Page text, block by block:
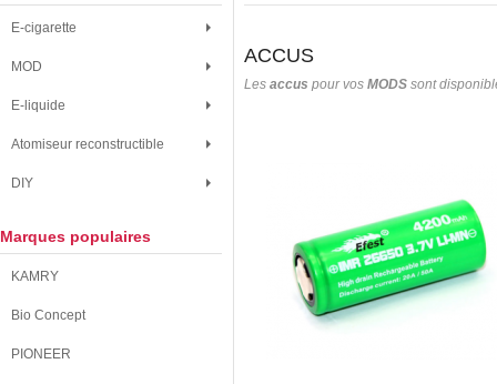
E-cigarette
MOD
E-liquide
Atomiseur reconstructible
DIY
Marques populaires
KAMRY
Bio Concept
PIONEER
ACCUS
Les accus pour vos MODS sont